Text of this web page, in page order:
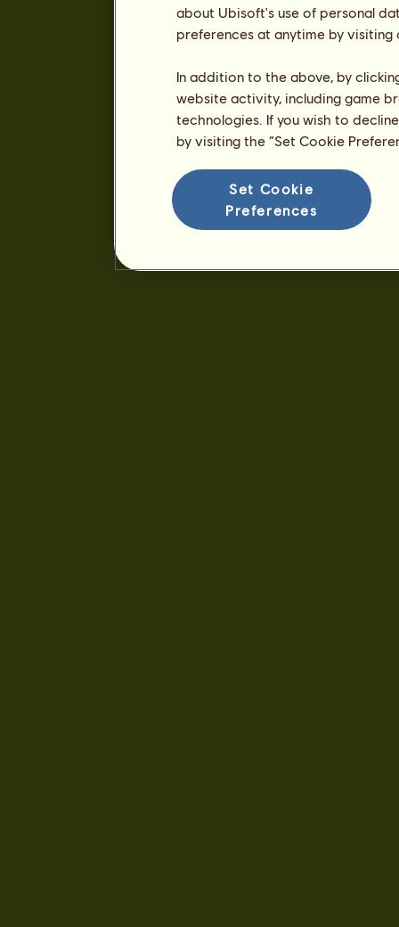
about Ubisoft's use of personal
preferences at anytime by
In addition to the above, by
website activity, including game
technologies. If you wish to
by visiting the “Set Cookie
Set Cookie
Preferences